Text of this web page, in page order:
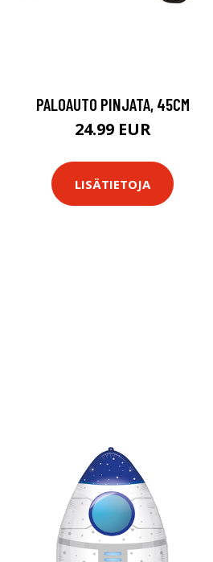
PALOAUTO PINJATA, 45CM
24.99 EUR
LISÄTIETOJA